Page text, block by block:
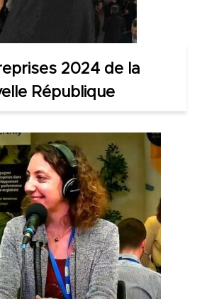
2024 de la
République